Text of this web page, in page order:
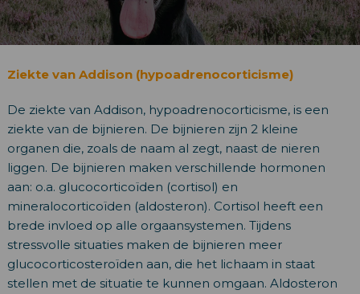
Ziekte van Addison (hypoadrenocorticisme)
De ziekte van Addison, hypoadrenocorticisme, is een
ziekte van de bijnieren. De bijnieren zijn 2 kleine
organen die, zoals de naam al zegt, naast de nieren
liggen. De bijnieren maken verschillende hormonen
aan: o.a. glucocorticoïden (cortisol) en
mineralocorticoïden (aldosteron). Cortisol heeft een
brede invloed op alle orgaansystemen. Tijdens
stressvolle situaties maken de bijnieren meer
glucocorticosteroïden aan, die het lichaam in staat
stellen met de situatie te kunnen omgaan. Aldosteron